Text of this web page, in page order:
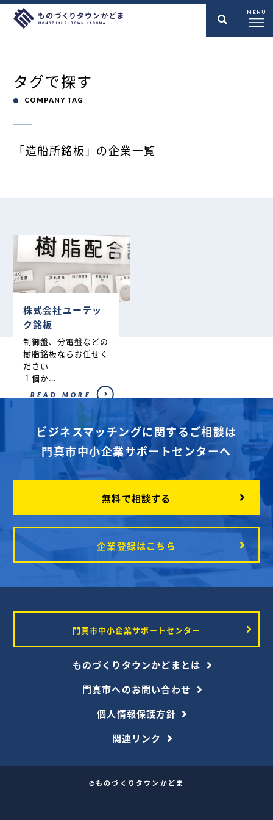
MENU
タグで探す
COMPANY TAG
「造船所銘板」の企業一覧
株式会社ユーテッ
ク銘板
制御盤、分電盤などの
樹脂銘板ならお任せく
ださい
１個か...
READ MORE
ビジネスマッチングに関するご相談は
門真市中小企業サポートセンターへ
無料で相談する
企業登録はこちら
門真市中小企業サポートセンター
ものづくりタウンかどまとは
門真市へのお問い合わせ
個人情報保護方針
関連リンク
©ものづくりタウンかどま